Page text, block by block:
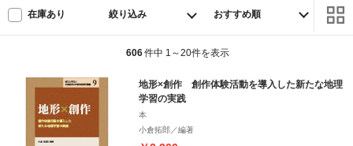
在庫あり 絞り込み
606件中 1～20件を表示
地形×創作 創作体験活動を導入した新たな地理
学習の実践
本
小倉拓郎／編著